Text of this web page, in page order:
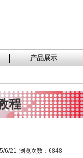
产品展示
程
6/21 浏览次数：6848